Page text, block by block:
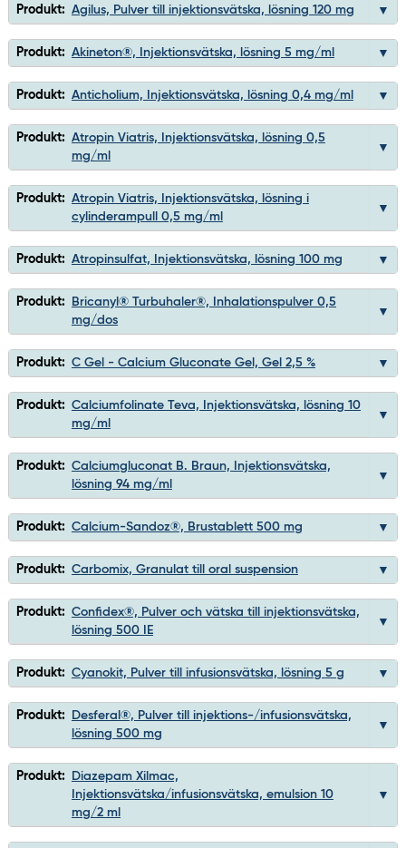
Produkt: Agilus, Pulver till injektionsvätska, lösning 120 mg
Produkt: Akineton®, Injektionsvätska, lösning 5 mg/ml
Produkt: Anticholium, Injektionsvätska, lösning 0,4 mg/ml
Produkt: Atropin Viatris, Injektionsvätska, lösning 0,5
mg/ml
Produkt: Atropin Viatris, Injektionsvätska, lösning i
cylinderampull 0,5 mg/ml
Produkt: Atropinsulfat, Injektionsvätska, lösning 100 mg
Produkt:
Bricanyl® Turbuhaler®, Inhalationspulver 0,5
mg/dos
Produkt: C Gel - Calcium Gluconate Gel, Gel 2,5 %
Produkt: Calciumfolinate Teva, Injektionsvätska, lösning 10
mg/ml
Produkt: Calciumgluconat B. Braun, Injektionsvätska,
lösning 94 mg/ml
Produkt: Calcium-Sandoz®, Brustablett 500 mg
Produkt: Carbomix, Granulat till oral suspension
Produkt: Confidex®, Pulver och vätska till injektionsvätska,
lösning 500 IE
Produkt: Cyanokit, Pulver till infusionsvätska, lösning 5 g
Produkt:
Desferal®, Pulver till injektions-/infusionsvätska,
lösning 500 mg
Produkt:
Diazepam Xilmac,
Injektionsvätska/infusionsvätska, emulsion 10
mg/2 ml